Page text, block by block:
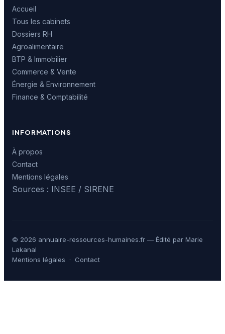
Accueil
Tous les cabinets
Dossiers RH
Agroalimentaire
BTP & Immobilier
Commerce & Vente
Énergie & Environnement
Finance & Comptabilité
INFORMATIONS
À propos
Contact
Mentions légales
Sources : INSEE / SIRENE
© 2026 annuaire-ressources-humaines.fr — Édité par Marie
Lakanal
Mentions légales · Contact